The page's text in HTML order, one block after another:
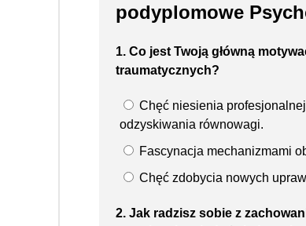
podyplomowe
1. Co jest Twoją główną
traumatycznych?
Chęć niesienia
odzyskiwania równowagi.
Fascynacja mechanizmami
Chęć zdobycia nowych
2. Jak radzisz sobie z